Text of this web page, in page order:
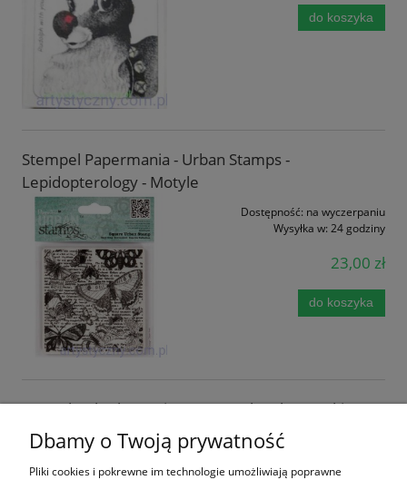
do koszyka
Stempel Papermania - Urban Stamps -
Lepidopterology - Motyle
Dostępność: na wyczerpaniu
Wysyłka w: 24 godziny
23,00 zł
do koszyka
Stemple Akrylowe Viva Decor - Sketches - Szkice -
102
Dbamy o Twoją prywatność
Pliki cookies i pokrewne im technologie umożliwiają poprawne